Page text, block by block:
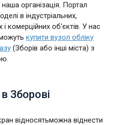
організація. Портал
в індустріальних,
і комерційних об'єктів. У нас
купити вузол обліку
(Зборів або інші міста) з
Зборові
відносятьможна віднести